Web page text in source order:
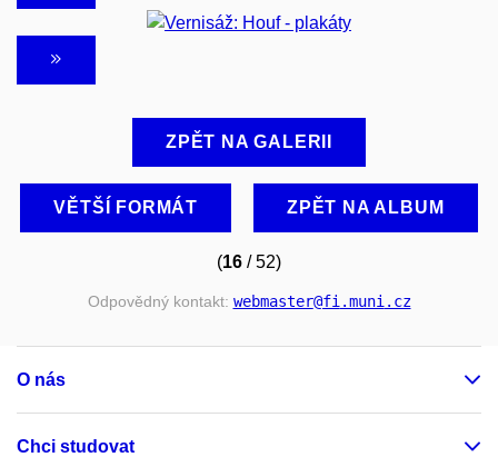
ZPĚT NA GALERII
VĚTŠÍ FORMÁT ZPĚT NA ALBUM
(16 / 52)
Odpovědný kontakt: webmaster@fi.muni.cz
O nás
Chci studovat